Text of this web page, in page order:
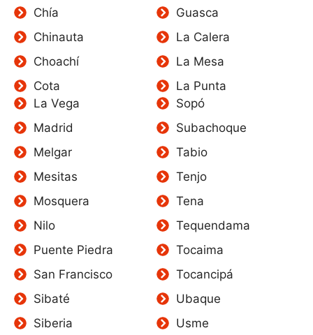
Chía
Chinauta
Choachí
Cota
Guasca
La Calera
La Mesa
La Punta
La Vega
Madrid
Melgar
Mesitas
Mosquera
Nilo
Puente Piedra
San Francisco
Sibaté
Siberia
Sopó
Subachoque
Tabio
Tenjo
Tena
Tequendama
Tocaima
Tocancipá
Ubaque
Usme